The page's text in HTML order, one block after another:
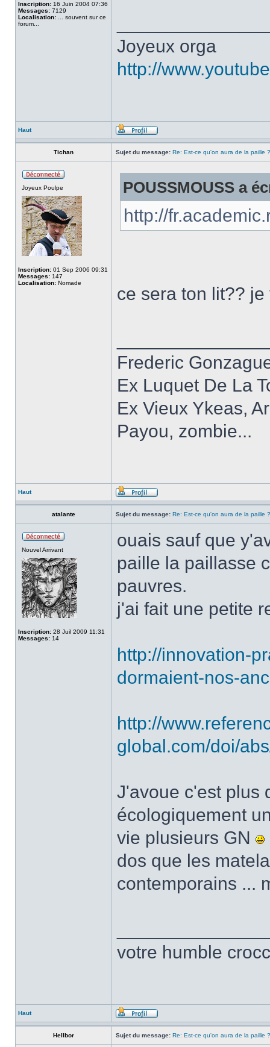
Inscription: 16 Juin 2004 07:36
Messages: 7129
Localisation: ... souvent sur ce
forum...
Joyeux orga
http://
Haut
Tichan Sujet du message: Re: Est-ce qu'on aura de la paille ?
Joyeux Poulpe
Inscription: 01 Sep 2006 09:31
Messages: 147
Localisation: Nomade
POUSSMOUSS a
http://
ce sera ton lit??
Frederic
Ex Luquet De La
Ex Vieux Ykeas,
Payou, zombie...
Haut
atalante Sujet du message: Re: Est-ce qu'on aura de la paille ?
Nouvel Arrivant
Inscription: 28 Juil 2009 11:31
Messages: 14
ouais sauf que
paille la paillasse
pauvres.
j'ai fait une petite
http://innovation-
dormaient-nos-
http://
global.com/doi/
J'avoue c'est plus
écologiquement
vie plusieurs GN
dos que les
contemporains ...
votre humble
Haut
Hellbor Sujet du message: Re: Est-ce qu'on aura de la paille ?